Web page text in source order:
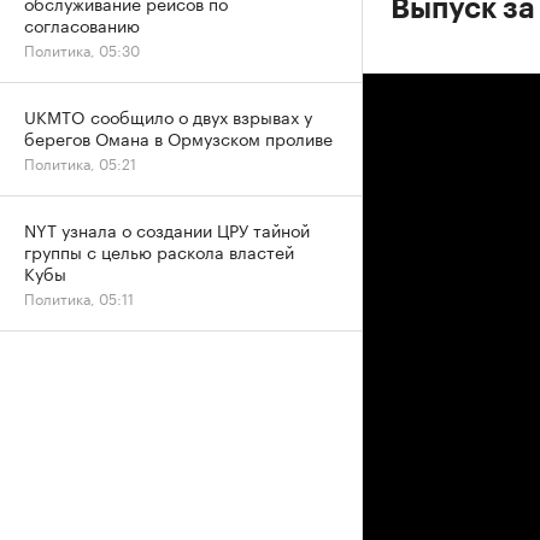
Выпуск
согласованию
Политика, 05:30
UKMTO сообщило о двух взрывах у
берегов Омана в Ормузском проливе
Политика, 05:21
NYT узнала о создании ЦРУ тайной
группы с целью раскола властей
Кубы
Политика, 05:11